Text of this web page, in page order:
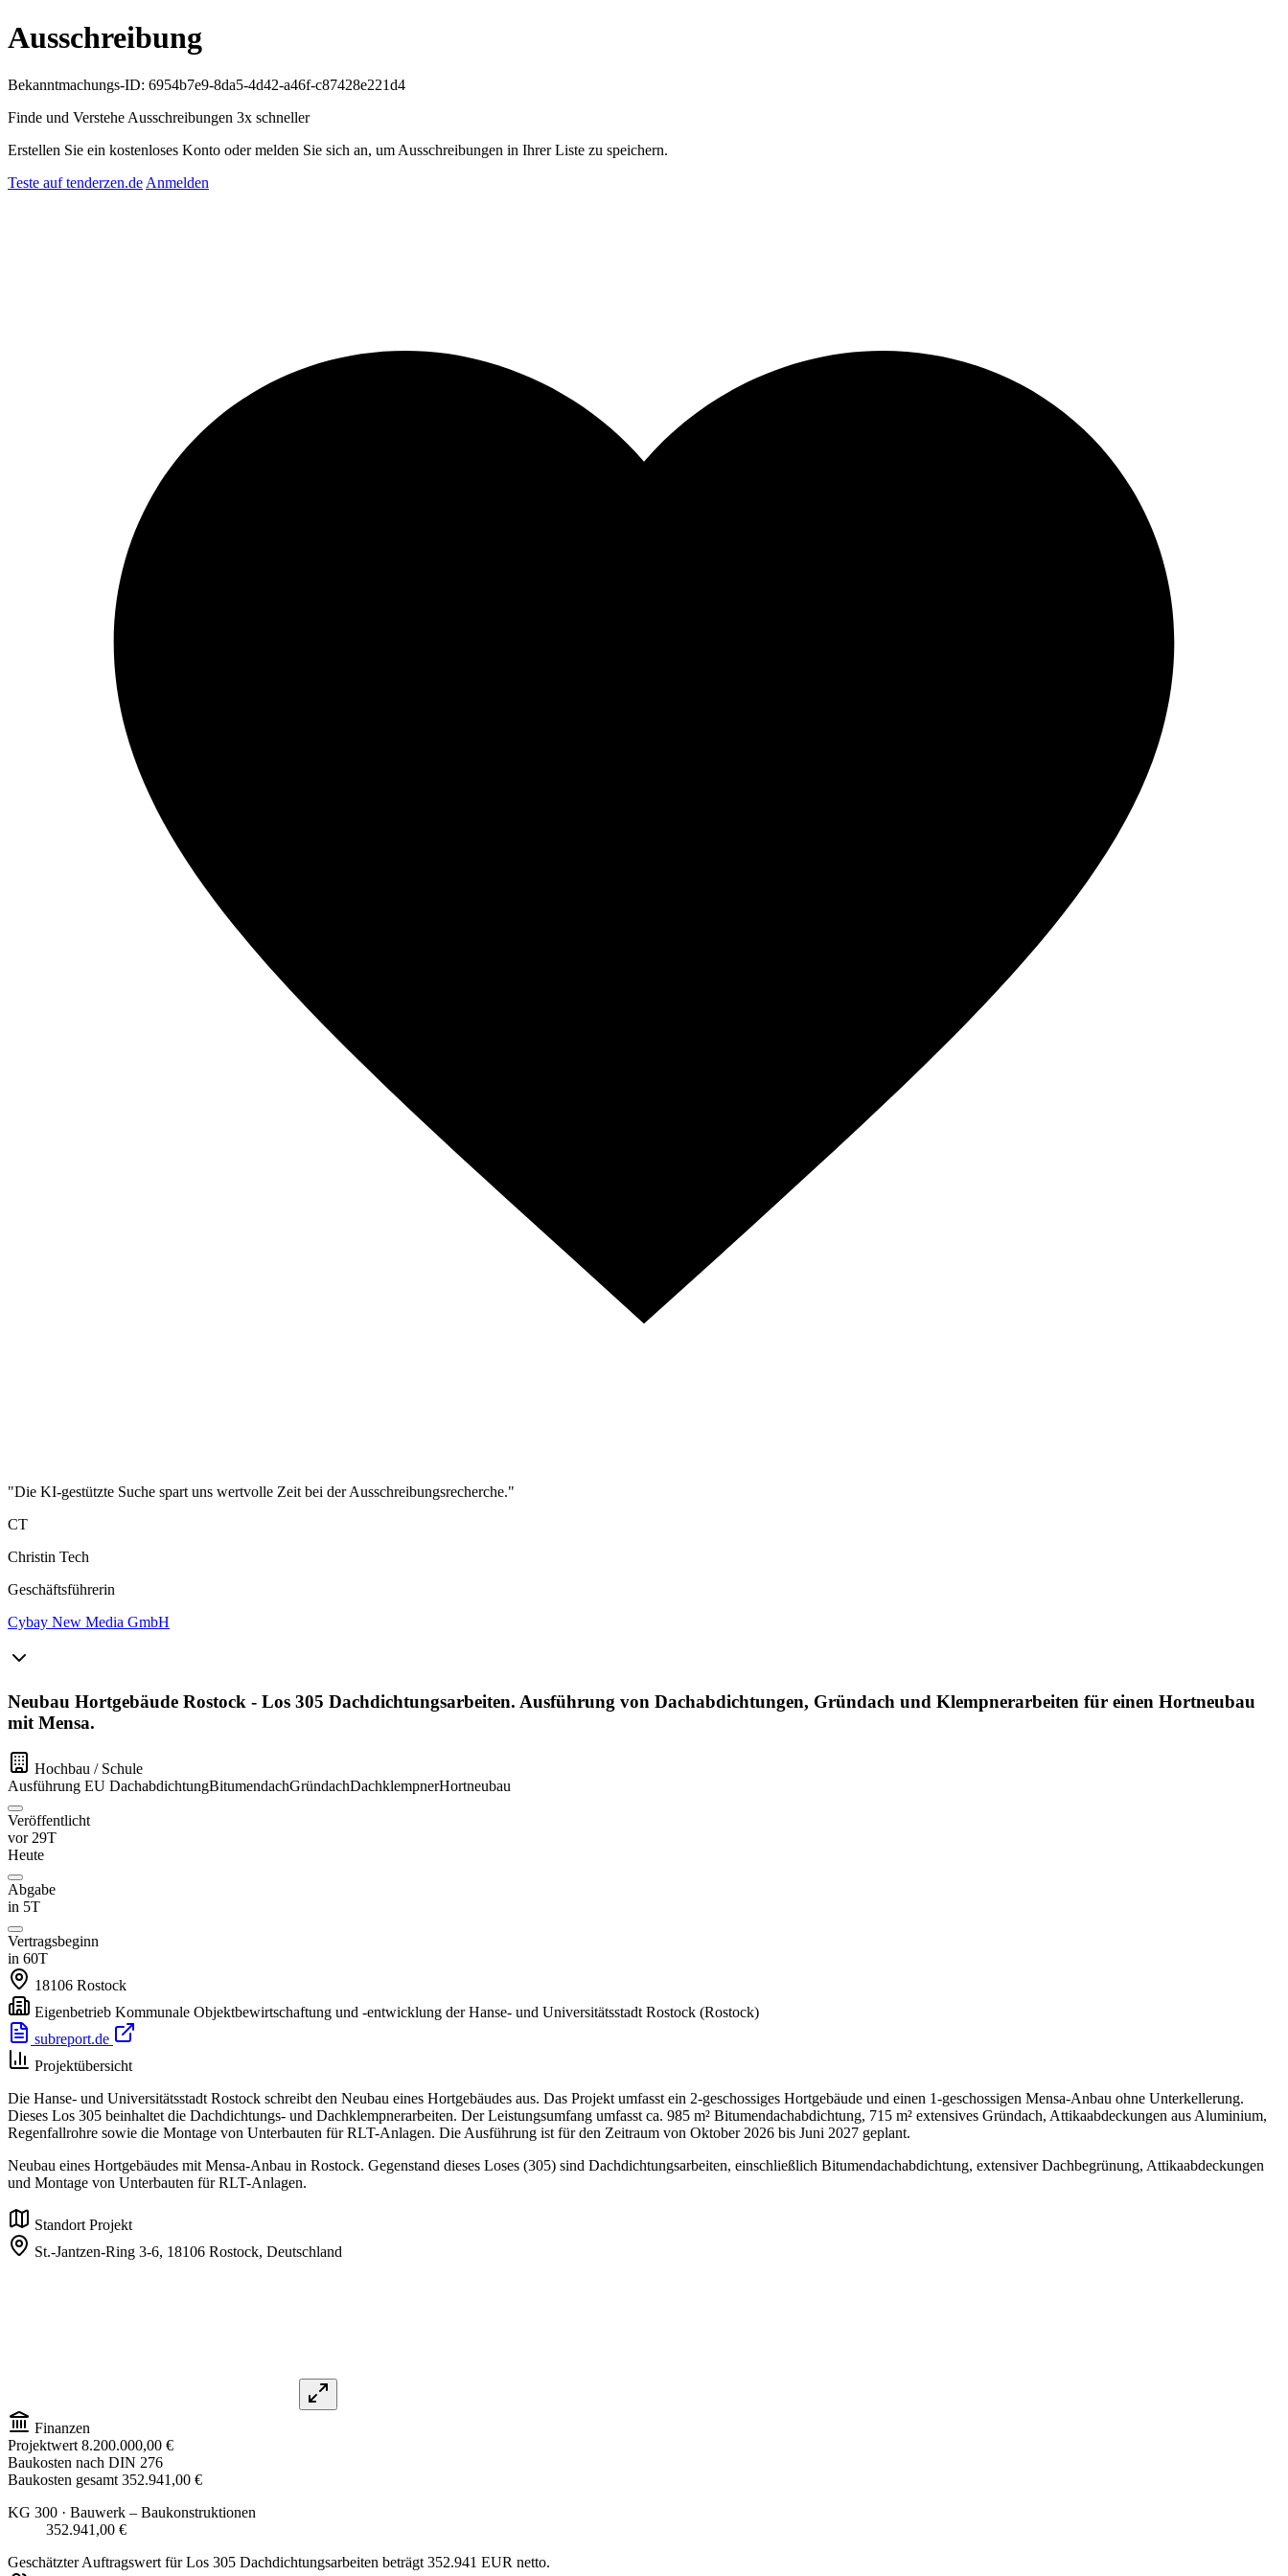
Ausschreibung
Bekanntmachungs-ID: 6954b7e9-8da5-4d42-a46f-c87428e221d4
Finde und Verstehe Ausschreibungen 3x schneller
Erstellen Sie ein kostenloses Konto oder melden Sie sich an, um Ausschreibungen in Ihrer Liste zu speichern.
Teste auf tenderzen.de Anmelden
"Die KI-gestützte Suche spart uns wertvolle Zeit bei der Ausschreibungsrecherche."
CT
Christin Tech
Geschäftsführerin
Cybay New Media GmbH
Neubau Hortgebäude Rostock - Los 305 Dachdichtungsarbeiten. Ausführung von Dachabdichtungen, Gründach und Klempnerarbeiten für einen Hortneubau
mit Mensa.
Hochbau / Schule
Ausführung EU DachabdichtungBitumendachGründachDachklempnerHortneubau
Veröffentlicht
vor 29T
Heute
Abgabe
in 5T
Vertragsbeginn
in 60T
18106 Rostock
Eigenbetrieb Kommunale Objektbewirtschaftung und -entwicklung der Hanse- und Universitätsstadt Rostock (Rostock)
subreport.de
Projektübersicht
Die Hanse- und Universitätsstadt Rostock schreibt den Neubau eines Hortgebäudes aus. Das Projekt umfasst ein 2-geschossiges Hortgebäude und einen 1-geschossigen Mensa-Anbau ohne Unterkellerung.
Dieses Los 305 beinhaltet die Dachdichtungs- und Dachklempnerarbeiten. Der Leistungsumfang umfasst ca. 985 m² Bitumendachabdichtung, 715 m² extensives Gründach, Attikaabdeckungen aus Aluminium,
Regenfallrohre sowie die Montage von Unterbauten für RLT-Anlagen. Die Ausführung ist für den Zeitraum von Oktober 2026 bis Juni 2027 geplant.
Neubau eines Hortgebäudes mit Mensa-Anbau in Rostock. Gegenstand dieses Loses (305) sind Dachdichtungsarbeiten, einschließlich Bitumendachabdichtung, extensiver Dachbegrünung, Attikaabdeckungen
und Montage von Unterbauten für RLT-Anlagen.
Standort Projekt
St.-Jantzen-Ring 3-6, 18106 Rostock, Deutschland
Finanzen
Projektwert 8.200.000,00 €
Baukosten nach DIN 276
Baukosten gesamt 352.941,00 €
KG 300 · Bauwerk – Baukonstruktionen
352.941,00 €
Geschätzter Auftragswert für Los 305 Dachdichtungsarbeiten beträgt 352.941 EUR netto.